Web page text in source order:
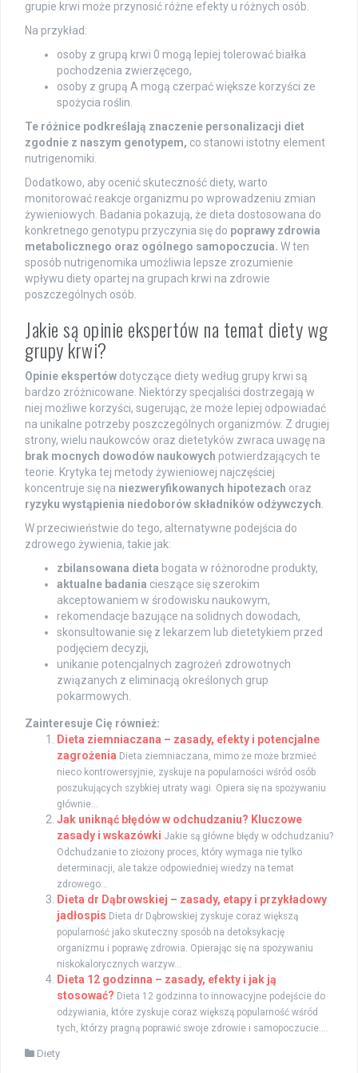
grupie krwi może przynosić różne efekty u różnych osób.
Na przykład:
osoby z grupą krwi 0 mogą lepiej tolerować białka
pochodzenia zwierzęcego,
osoby z grupą A mogą czerpać większe korzyści ze
spożycia roślin.
Te różnice podkreślają znaczenie personalizacji diet
zgodnie z naszym genotypem, co stanowi istotny element
nutrigenomiki.
Dodatkowo, aby ocenić skuteczność diety, warto
monitorować reakcje organizmu po wprowadzeniu zmian
żywieniowych. Badania pokazują, że dieta dostosowana do
konkretnego genotypu przyczynia się do poprawy zdrowia
metabolicznego oraz ogólnego samopoczucia. W ten
sposób nutrigenomika umożliwia lepsze zrozumienie
wpływu diety opartej na grupach krwi na zdrowie
poszczególnych osób.
Jakie są opinie ekspertów na temat diety wg
grupy krwi?
Opinie ekspertów dotyczące diety według grupy krwi są
bardzo zróżnicowane. Niektórzy specjaliści dostrzegają w
niej możliwe korzyści, sugerując, że może lepiej odpowiadać
na unikalne potrzeby poszczególnych organizmów. Z drugiej
strony, wielu naukowców oraz dietetyków zwraca uwagę na
brak mocnych dowodów naukowych potwierdzających te
teorie. Krytyka tej metody żywieniowej najczęściej
koncentruje się na niezweryfikowanych hipotezach oraz
ryzyku wystąpienia niedoborów składników odżywczych
W przeciwieństwie do tego, alternatywne podejścia do
zdrowego żywienia, takie jak:
zbilansowana dieta bogata w różnorodne produkty,
aktualne badania cieszące się szerokim
akceptowaniem w środowisku naukowym,
rekomendacje bazujące na solidnych dowodach,
skonsultowanie się z lekarzem lub dietetykiem przed
podjęciem decyzji,
unikanie potencjalnych zagrożeń zdrowotnych
związanych z eliminacją określonych grup
pokarmowych.
Zainteresuje Cię również:
Dieta ziemniaczana – zasady, efekty i potencjalne
zagrożenia Dieta ziemniaczana, mimo że może brzmieć
nieco kontrowersyjnie, zyskuje na popularności wśród osób
poszukujących szybkiej utraty wagi. Opiera się na spożywaniu
głównie...
Jak uniknąć błędów w odchudzaniu? Kluczowe
zasady i wskazówki Jakie są główne błędy w odchudzaniu?
Odchudzanie to złożony proces, który wymaga nie tylko
determinacji, ale także odpowiedniej wiedzy na temat
zdrowego...
Dieta dr Dąbrowskiej – zasady, etapy i przykładowy
jadłospis Dieta dr Dąbrowskiej zyskuje coraz większą
popularność jako skuteczny sposób na detoksykację
organizmu i poprawę zdrowia. Opierając się na spożywaniu
niskokalorycznych warzyw...
Dieta 12 godzinna – zasady, efekty i jak ją
stosować? Dieta 12 godzinna to innowacyjne podejście do
odżywiania, które zyskuje coraz większą popularność wśród
tych, którzy pragną poprawić swoje zdrowie i samopoczucie....
Diety